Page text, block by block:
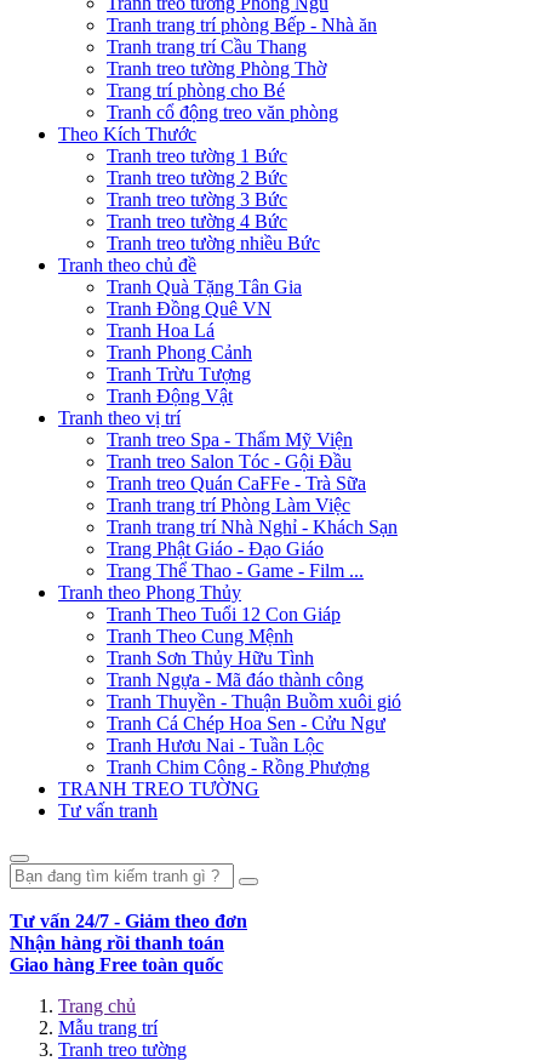
Tranh trang trí phòng Bếp - Nhà ăn
Tranh trang trí Cầu Thang
Tranh treo tường Phòng Thờ
Trang trí phòng cho Bé
Tranh cổ động treo văn phòng
Theo Kích Thước
Tranh treo tường 1 Bức
Tranh treo tường 2 Bức
Tranh treo tường 3 Bức
Tranh treo tường 4 Bức
Tranh treo tường nhiều Bức
Tranh theo chủ đề
Tranh Quà Tặng Tân Gia
Tranh Đồng Quê VN
Tranh Hoa Lá
Tranh Phong Cảnh
Tranh Trừu Tượng
Tranh Động Vật
Tranh theo vị trí
Tranh treo Spa - Thẩm Mỹ Viện
Tranh treo Salon Tóc - Gội Đầu
Tranh treo Quán CaFFe - Trà Sữa
Tranh trang trí Phòng Làm Việc
Tranh trang trí Nhà Nghỉ - Khách Sạn
Trang Phật Giáo - Đạo Giáo
Trang Thể Thao - Game - Film ...
Tranh theo Phong Thủy
Tranh Theo Tuổi 12 Con Giáp
Tranh Theo Cung Mệnh
Tranh Sơn Thủy Hữu Tình
Tranh Ngựa - Mã đáo thành công
Tranh Thuyền - Thuận Buồm xuôi gió
Tranh Cá Chép Hoa Sen - Cửu Ngư
Tranh Hươu Nai - Tuần Lộc
Tranh Chim Công - Rồng Phượng
TRANH TREO TƯỜNG
Tư vấn tranh
Tư vấn 24/7 - Giảm theo đơn
Nhận hàng rồi thanh toán
Giao hàng Free toàn quốc
Trang chủ
Mẫu trang trí
Tranh treo tường